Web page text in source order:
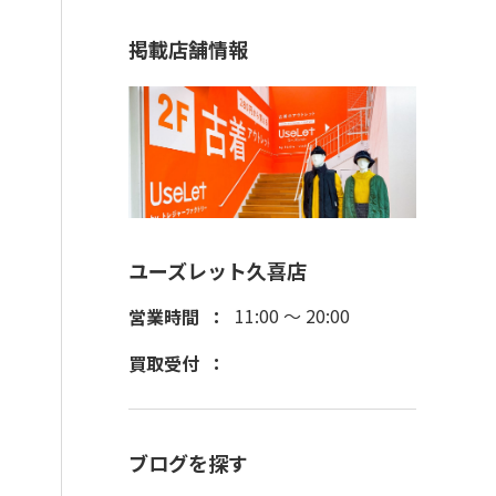
掲載店舗情報
ユーズレット久喜店
営業時間
11:00 ～ 20:00
買取受付
ブログを探す